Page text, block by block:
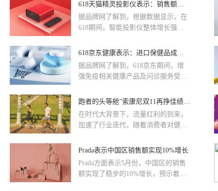
618天猫精灵投影仪表示：销售额同比增长超300%
​据品牌网了解到，根据数据显示，在
618期间，智能投影仪整体增长强
超300%；游戏机、音箱等家庭娱乐设
和小编一起来了解下吧！
618京东健康表示：进口保健品成交额同比增长超100%
​据品牌网了解到，618京东期间，增
强免疫相关健康产品及问诊服务受到
日，进口保健品成交额同比增长超
过去年全月销售。往下看，你会了解
更多！
跑者的头等舱”索康尼双11再挣佳绩，销售额同比增长300%
在时代大背景下，流量红利的到来，
加速了行业迭代，随着消费者对健康
正在悄悄崛起。
Prada表示中国区销售额实现10%增长
​Prada方面表示5月份，中国区的销售
额实现了稳步的10%增长，预示着中